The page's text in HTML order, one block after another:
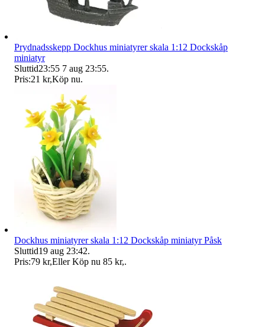
Prydnadsskepp Dockhus miniatyrer skala 1:12 Dockskåp
miniatyr
Sluttid23:55 7 aug 23:55.
Pris:21 kr,Köp nu.
Dockhus miniatyrer skala 1:12 Dockskåp miniatyr Påsk
Sluttid19 aug 23:42.
Pris:79 kr,Eller Köp nu 85 kr,.